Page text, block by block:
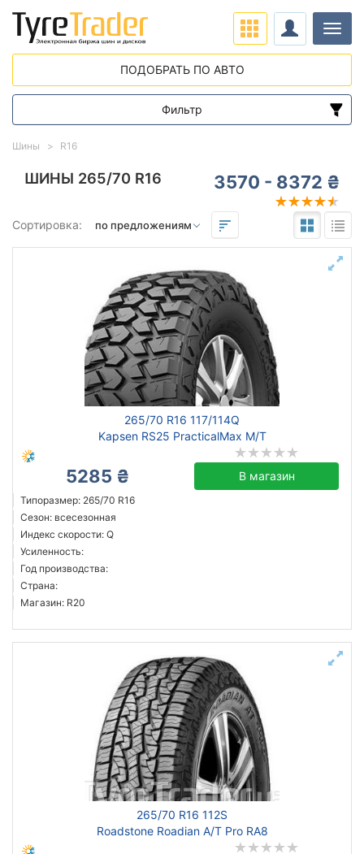
ШИНЫ 265/70 R16 3570 - 8372 ₴
Сортировка:
265/70 R16 117/114Q
Kapsen RS25 PracticalMax M/T
5285 ₴ В магазин
Типоразмер: 265/70 R16
Сезон: всесезонная
Индекс скорости: Q
Усиленность:
Год производства:
Страна:
Магазин: R20
265/70 R16 112S
Roadstone Roadian A/T Pro RA8
Шины R16
ПОДОБРАТЬ ПО АВТО
Фильтр
Диапазон цен
от
Подбор по параметрам
265
Triangle
Hankook
Sailun
Goodyear
Bridgestone
Pirelli
Все бренды
Год производства
Страна производства
Подобрать